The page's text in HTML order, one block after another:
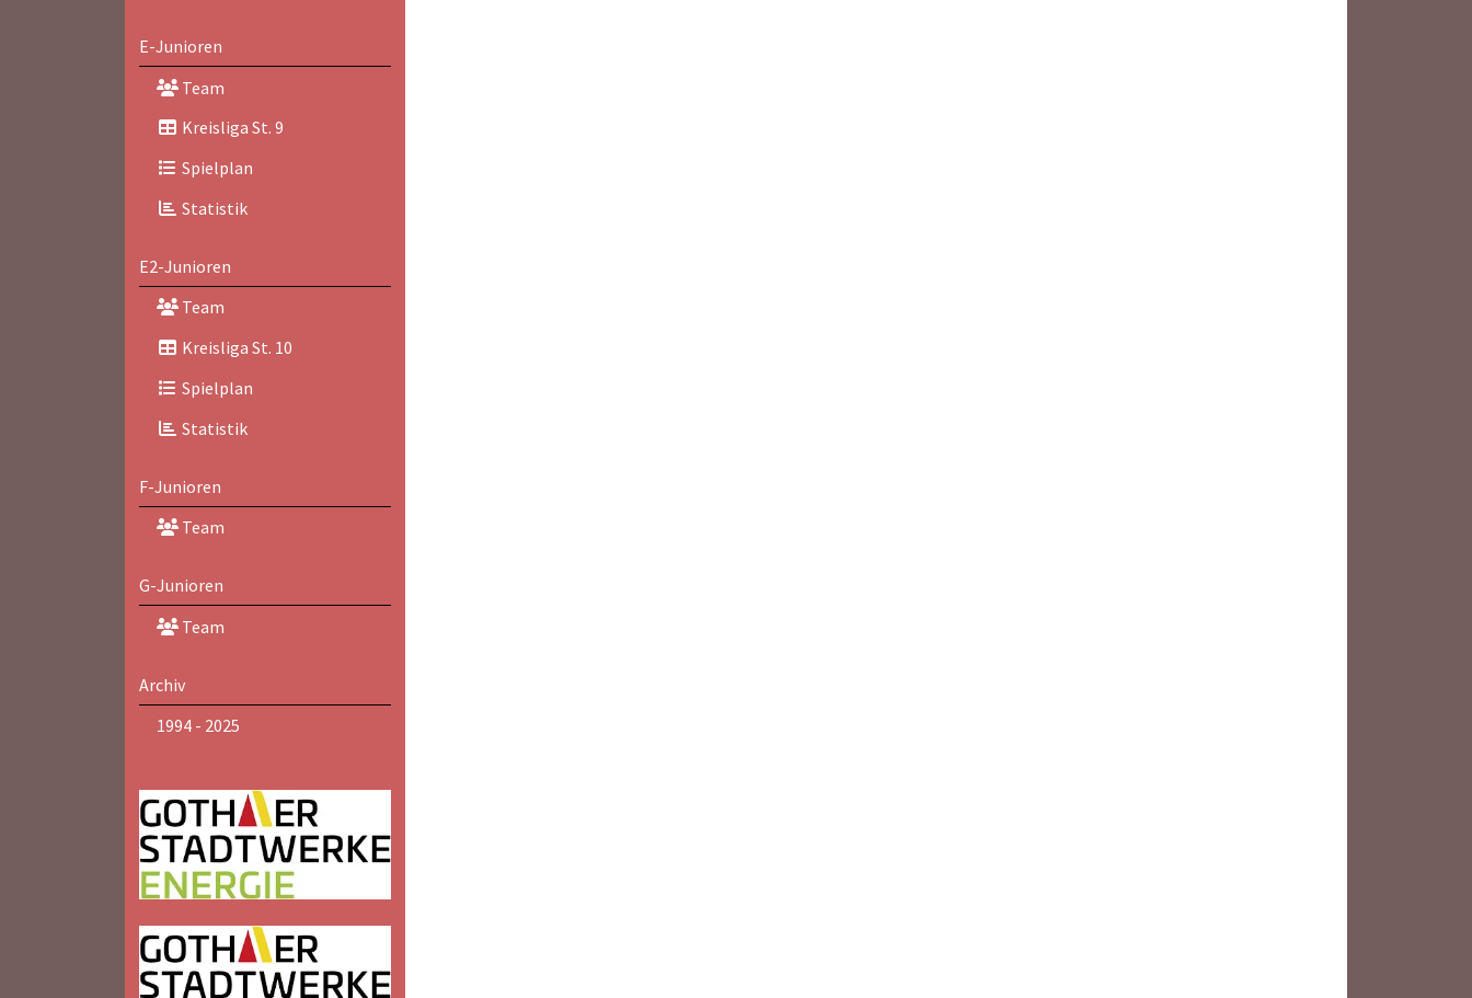
E-Junioren
Team
Kreisliga St. 9
Spielplan
Statistik
E2-Junioren
Team
Kreisliga St. 10
Spielplan
Statistik
F-Junioren
Team
G-Junioren
Team
Archiv
1994 - 2025